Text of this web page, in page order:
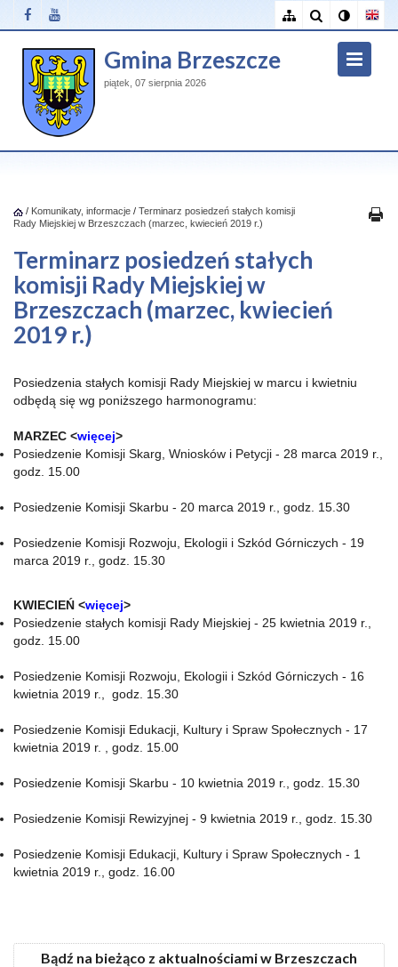
Gmina Brzeszcze
piątek, 07 sierpnia 2026
/ Komunikaty, informacje / Terminarz posiedzeń stałych komisji
Rady Miejskiej w Brzeszczach (marzec, kwiecień 2019 r.)
Terminarz posiedzeń stałych
komisji Rady Miejskiej w
Brzeszczach (marzec, kwiecień
2019 r.)
Posiedzenia stałych komisji Rady Miejskiej w marcu i kwietniu
odbędą się wg poniższego harmonogramu:
MARZEC <więcej>
Posiedzenie Komisji Skarg, Wniosków i Petycji - 28 marca 2019 r.,
godz. 15.00
Posiedzenie Komisji Skarbu - 20 marca 2019 r., godz. 15.30
Posiedzenie Komisji Rozwoju, Ekologii i Szkód Górniczych - 19
marca 2019 r., godz. 15.30
KWIECIEŃ <więcej>
Posiedzenie stałych komisji Rady Miejskiej - 25 kwietnia 2019 r.,
godz. 15.00
Posiedzenie Komisji Rozwoju, Ekologii i Szkód Górniczych - 16
kwietnia 2019 r., godz. 15.30
Posiedzenie Komisji Edukacji, Kultury i Spraw Społecznych - 17
kwietnia 2019 r. , godz. 15.00
Posiedzenie Komisji Skarbu - 10 kwietnia 2019 r., godz. 15.30
Posiedzenie Komisji Rewizyjnej - 9 kwietnia 2019 r., godz. 15.30
Posiedzenie Komisji Edukacji, Kultury i Spraw Społecznych - 1
kwietnia 2019 r., godz. 16.00
Bądź na bieżąco z aktualnościami w Brzeszczach